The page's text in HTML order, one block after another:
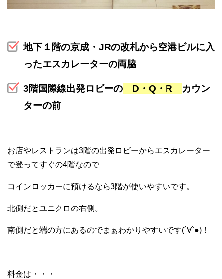
地下１階の京成・JRの改札から空港ビルに入
ったエスカレーターの両脇
3階国際線出発ロビーの D・Q・R カウン
ターの前
お店やレストランは3階の出発ロビーからエスカレーター
で登ってすぐの4階なので
コインロッカーに預けるなら3階が使いやすいです。
北側だとユニクロの右側。
南側だと端の方にあるのでまぁわかりやすいです(´∀`●)！
料金は・・・